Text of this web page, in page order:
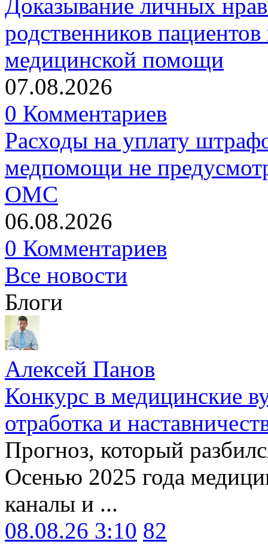
Доказывание личных
родственников
медицинской помощи
07.08.2026
0 Комментариев
Расходы на уплату
медпомощи не
ОМС
06.08.2026
0 Комментариев
Все новости
Блоги
Алексей Панов
Конкурс в медицинские
отработка и
Прогноз, который
Осенью 2025 года
каналы и ...
08.08.26 3:10 82